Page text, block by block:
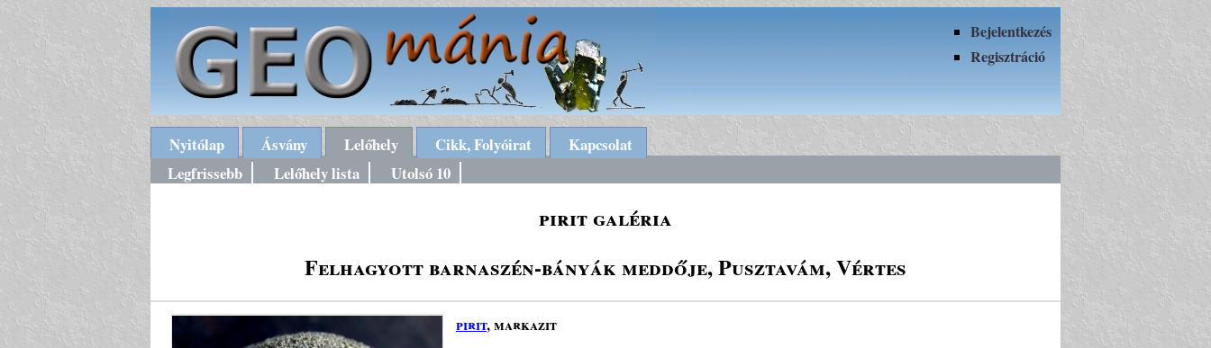
Bejelentkezés
Regisztráció
Nyitólap Ásvány Lelőhely Cikk, Folyóirat
Kapcsolat
Legfrissebb
Lelőhely lista Utolsó 10
pirit galéria
Felhagyott barnaszén-bányák meddője, Pusztavám, Vértes
pirit, markazit